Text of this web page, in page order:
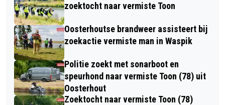
zoektocht naar vermiste Toon
Oosterhoutse brandweer assisteert bij
zoekactie vermiste man in Waspik
Politie zoekt met sonarboot en
speurhond naar vermiste Toon (78) uit
Oosterhout
Zoektocht naar vermiste Toon (78)